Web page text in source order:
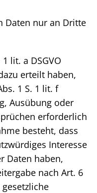
Daten nur an Dritte
lit. a DSGVO
erteilt haben,
1 S. 1 lit. f
Ausübung oder
erforderlich
besteht, dass
Interesse
Daten haben,
nach Art. 6
gesetzliche